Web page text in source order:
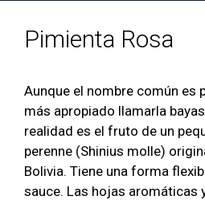
Pimienta Rosa
Aunque el nombre común es
más apropiado llamarla
realidad es el fruto de un
perenne (Shinius molle)
Bolivia. Tiene una forma
sauce. Las hojas aromáticas